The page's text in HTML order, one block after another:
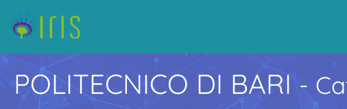
POLITECNICO DI BARI-